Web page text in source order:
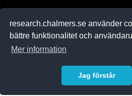
research.chalmers.se använder
bättre funktionalitet och
Mer information
Jag förstår